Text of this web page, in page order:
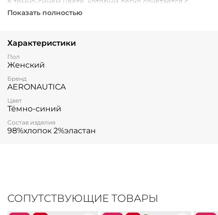
любым верхом.
Показать полностью
Характеристики
Пол
Женский
Бренд
AERONAUTICA
Цвет
Тёмно-синий
Состав изделия
98%хлопок 2%эластан
СОПУТСТВУЮЩИЕ ТОВАРЫ